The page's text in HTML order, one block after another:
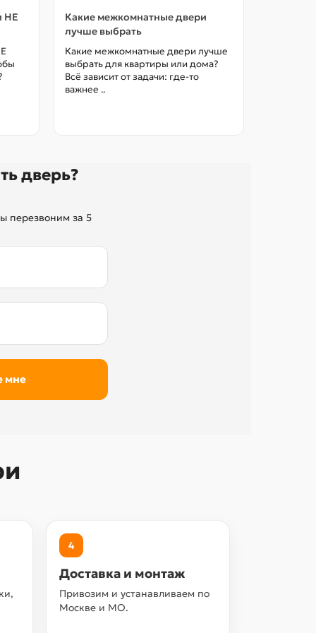
НЕ
Какие межкомнатные двери
лучше выбрать
Какие межкомнатные двери лучше
выбрать для квартиры или дома?
Всё зависит от задачи: где-то
важнее ..
дверь?
перезвоним за 5
4
Доставка и монтаж
Привозим и устанавливаем по
Москве и МО.